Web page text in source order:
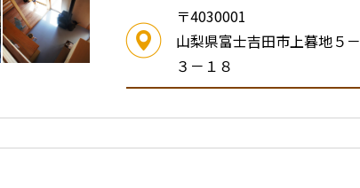
〒4030001
山梨県富士吉田市上暮地５－
３－１８